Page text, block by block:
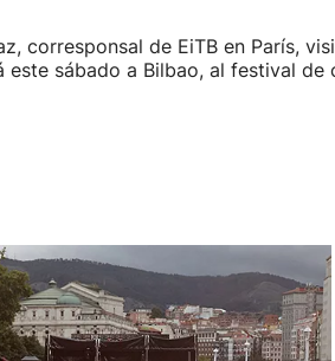
corresponsal de EiTB en París,
este sábado a Bilbao, al festival de